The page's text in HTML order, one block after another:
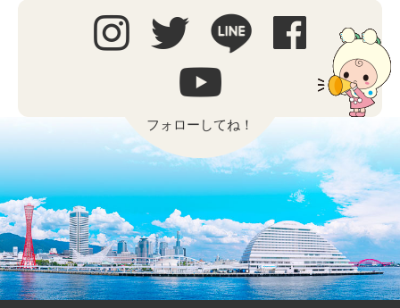
フォローしてね！